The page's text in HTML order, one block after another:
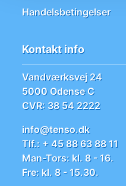
Handelsbetingelser
Kontakt info
Vandværksvej 24
5000 Odense C
CVR: 38 54 2222
info@tenso.dk
Tlf.: + 45 88 63 88 11
Man-Tors: kl. 8 - 16.
Fre: kl. 8 - 15.30.